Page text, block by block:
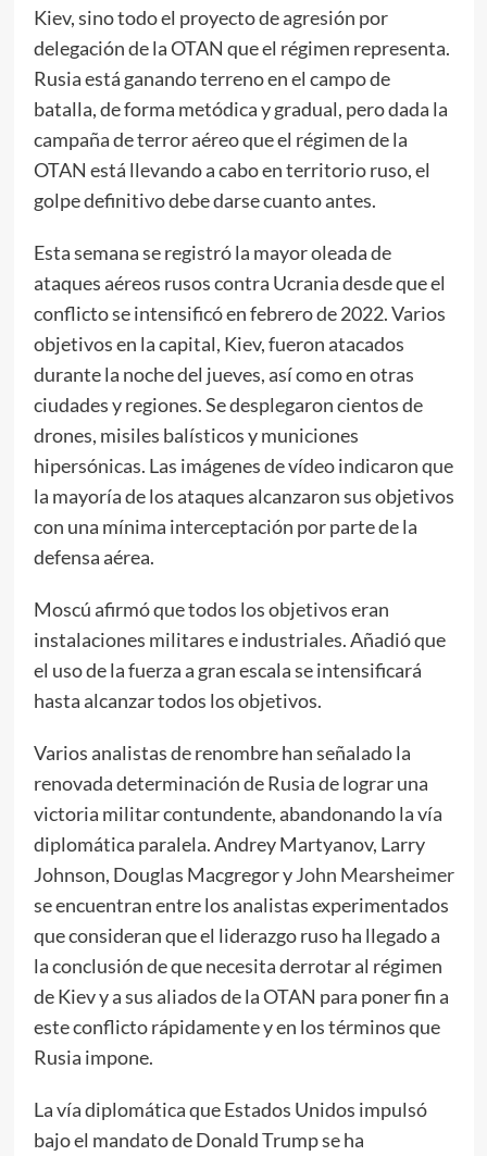
Kiev, sino todo el proyecto de agresión por
delegación de la OTAN que el régimen representa.
Rusia está ganando terreno en el campo de
batalla, de forma metódica y gradual, pero dada la
campaña de terror aéreo que el régimen de la
OTAN está llevando a cabo en territorio ruso, el
golpe definitivo debe darse cuanto antes.
Esta semana se registró la mayor oleada de
ataques aéreos rusos contra Ucrania desde que el
conflicto se intensificó en febrero de 2022. Varios
objetivos en la capital, Kiev, fueron atacados
durante la noche del jueves, así como en otras
ciudades y regiones. Se desplegaron cientos de
drones, misiles balísticos y municiones
hipersónicas. Las imágenes de vídeo indicaron que
la mayoría de los ataques alcanzaron sus objetivos
con una mínima interceptación por parte de la
defensa aérea.
Moscú afirmó que todos los objetivos eran
instalaciones militares e industriales. Añadió que
el uso de la fuerza a gran escala se intensificará
hasta alcanzar todos los objetivos.
Varios analistas de renombre han señalado la
renovada determinación de Rusia de lograr una
victoria militar contundente, abandonando la vía
diplomática paralela. Andrey Martyanov, Larry
Johnson, Douglas Macgregor yJohn Mearsheimer
se encuentran entre los analistas experimentados
que consideran que el liderazgo ruso ha llegado a
la conclusión de que necesita derrotar al régimen
de Kiev y a sus aliados de la OTAN para poner fin a
este conflicto rápidamente y en los términos que
Rusia impone.
La vía diplomática que Estados Unidos impulsó
bajo el mandato de Donald Trump se ha